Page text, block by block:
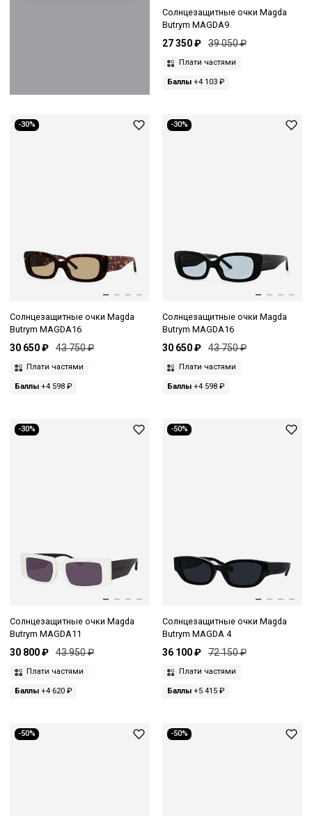
Солнцезащитные очки Magda
Butrym MAGDA9
27 350 ₽ 39 050 ₽
Плати частями
Баллы+4 103 ₽
-30%
Солнцезащитные очки Magda
Butrym MAGDA16
30 650 ₽ 43 750 ₽
Плати частями
Баллы +4 598 ₽
-30%
Солнцезащитные очки Magda
Butrym MAGDA16
30 650 ₽ 43 750 ₽
Плати частями
Баллы+4 598 ₽
-30%
Солнцезащитные очки Magda
Butrym MAGDA11
30 800 ₽ 43 950 ₽
Плати частями
Баллы +4 620 ₽
-50%
Солнцезащитные очки Magda
Butrym MAGDA 4
36 100 ₽ 72 150 ₽
Плати частями
Баллы+5 415 ₽
-50% -50%